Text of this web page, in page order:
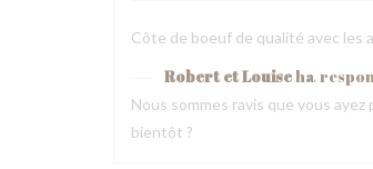
Côte de boeuf de qualité avec les
Robert et Louiseha
Nous sommes ravis que vous
bientôt ?